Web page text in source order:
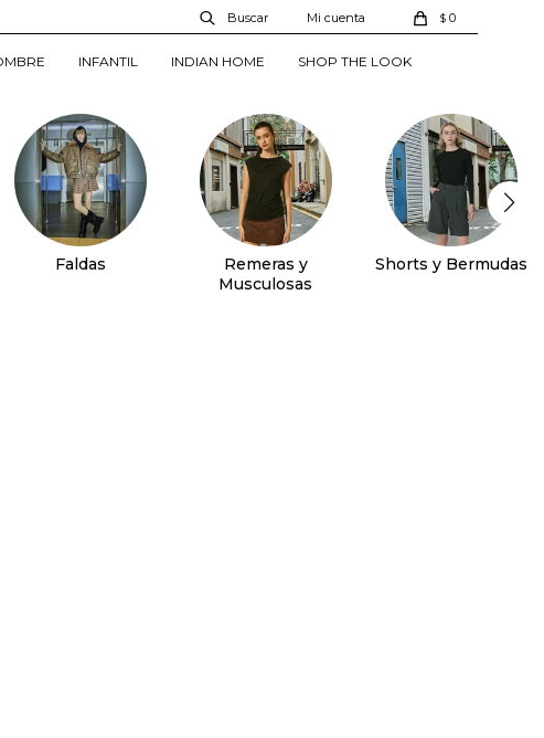
INFANTIL INDIAN HOME SHOP THE LOOK
$ 0
Faldas
Remeras y
Musculosas
Shorts y Bermudas